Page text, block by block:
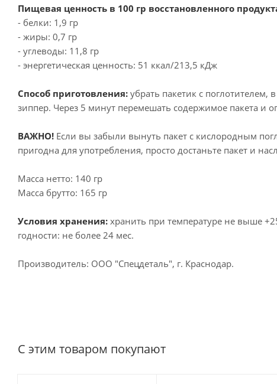
Пищевая ценность в 100 гр восстановленного
- белки: 1,9 гр
- жиры: 0,7 гр
- углеводы: 11,8 гр
- энергетическая ценность: 51 ккал/213,5 кДж
Способ приготовления: убрать пакетик с поглотителем,
зиппер. Через 5 минут перемешать содержимое пакета и
ВАЖНО! Если вы забыли вынуть пакет с кислородным
пригодна для употребления, просто достаньте пакет и
Масса нетто: 140 гр
Масса брутто: 165 гр
Условия хранения: хранить при температуре не выше
годности: не более 24 мес.
Производитель: ООО "Спецдеталь", г. Краснодар.
С этим товаром покупают